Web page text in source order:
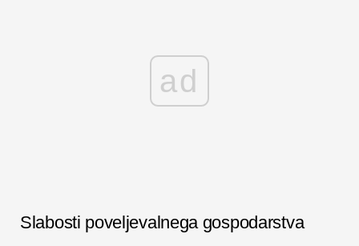
ad
Slabosti poveljevalnega gospodarstva